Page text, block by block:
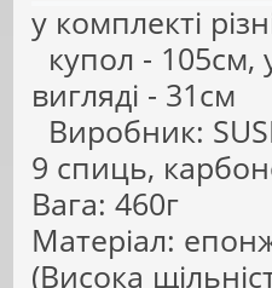
у комплекті
купол - 105см,
вигляді - 31см
Виробник:
9 спиць,
Вага: 460г
Матеріал:
(Висока